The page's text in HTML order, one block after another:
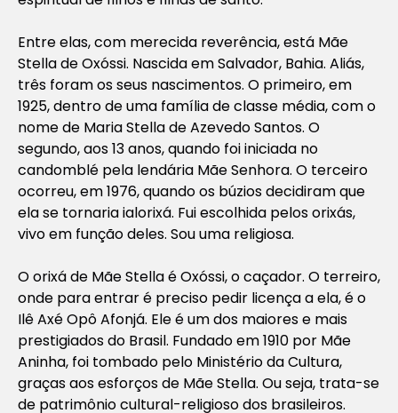
Entre elas, com merecida reverência, está Mãe
Stella de Oxóssi. Nascida em Salvador, Bahia. Aliás,
três foram os seus nascimentos. O primeiro, em
1925, dentro de uma família de classe média, com o
nome de Maria Stella de Azevedo Santos. O
segundo, aos 13 anos, quando foi iniciada no
candomblé pela lendária Mãe Senhora. O terceiro
ocorreu, em 1976, quando os búzios decidiram que
ela se tornaria ialorixá. Fui escolhida pelos orixás,
vivo em função deles. Sou uma religiosa.
O orixá de Mãe Stella é Oxóssi, o caçador. O terreiro,
onde para entrar é preciso pedir licença a ela, é o
Ilê Axé Opô Afonjá. Ele é um dos maiores e mais
prestigiados do Brasil. Fundado em 1910 por Mãe
Aninha, foi tombado pelo Ministério da Cultura,
graças aos esforços de Mãe Stella. Ou seja, trata-se
de patrimônio cultural-religioso dos brasileiros.